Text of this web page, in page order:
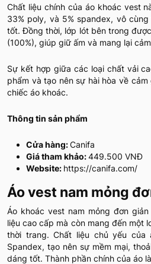
Chất liệu chính của áo khoác vest
33% poly, và 5% spandex, vô
tốt. Đồng thời, lớp lót bên trong
(100%), giúp giữ ấm và mang lại
Sự kết hợp giữa các loại chất vải
phẩm và tạo nên sự hài hòa về
chiếc áo khoác.
Thông tin sản phẩm
Cửa hàng:Canifa
Giá tham khảo:449.500 VNĐ
Website: https://canifa.com/
Áo vest nam mỏng
Áo khoác vest nam mỏng đơn
liệu cao cấp mà còn mang đến một
thời trang. Chất liệu chủ yếu của
Spandex, tạo nên sự mềm mại,
dáng tốt. Thành phần chính của áo